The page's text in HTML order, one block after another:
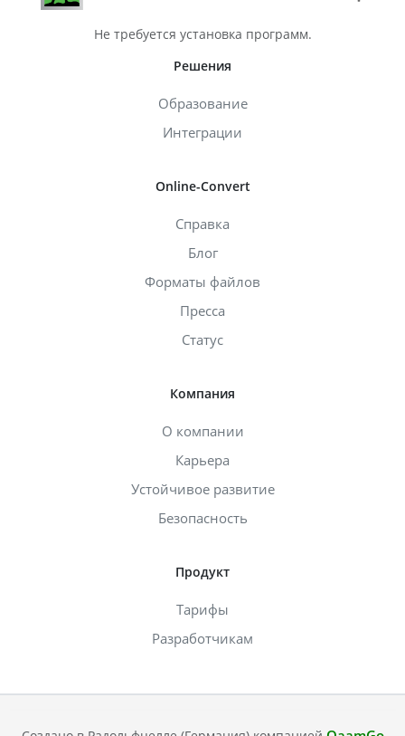
Не требуется установка программ.
Решения
Образование
Интеграции
Online-Convert
Справка
Блог
Форматы файлов
Пресса
Статус
Компания
О компании
Карьера
Устойчивое развитие
Безопасность
Продукт
Тарифы
Разработчикам